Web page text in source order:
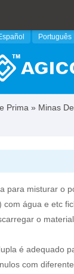
Português
Prima » Minas
para misturar o
com água e etc
o
é adequado
com